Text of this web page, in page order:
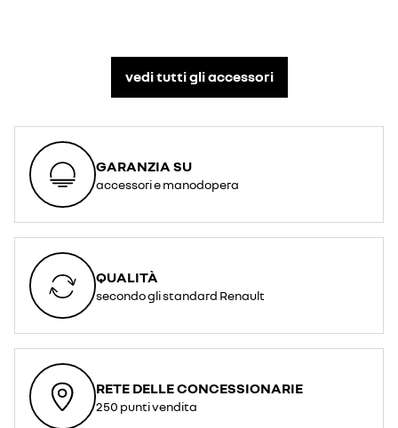
vedi tutti gli accessori​
GARANZIA SU
accessori e manodopera
QUALITÀ
secondo gli standard Renault
RETE DELLE CONCESSIONARIE
250 punti vendita